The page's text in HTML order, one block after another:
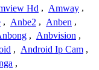
Hd , Amway ,
, Anbe2 , Anben ,
, Anbvision ,
, Android Ip Cam ,
,